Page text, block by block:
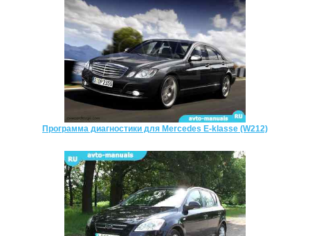
Программа диагностики для Mercedes E-klasse (W212)